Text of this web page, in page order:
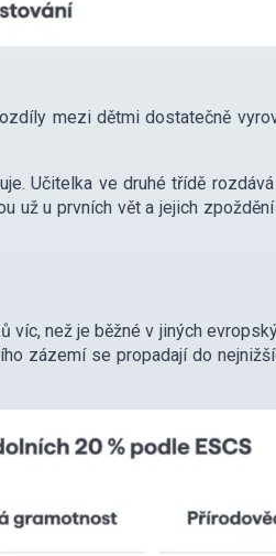
mezi dětmi dostatečně
Učitelka ve druhé třídě
už u prvních vět a jejich
než je běžné v jiných
zázemí se propadají do